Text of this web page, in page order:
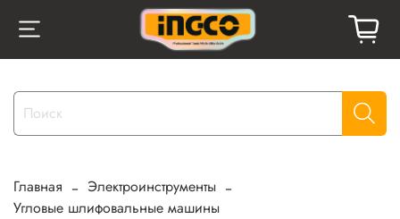
Главная
Электроинструменты
Угловые шлифовальные машины